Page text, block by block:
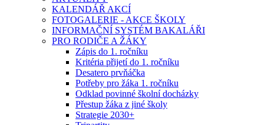
KALENDÁŘ AKCÍ
FOTOGALERIE - AKCE ŠKOLY
INFORMAČNÍ SYSTÉM BAKALÁŘI
PRO RODIČE A ŽÁKY
Zápis do 1. ročníku
Kritéria přijetí do 1. ročníku
Desatero prvňáčka
Potřeby pro žáka 1. ročníku
Odklad povinné školní docházky
Přestup žáka z jiné školy
Strategie 2030+